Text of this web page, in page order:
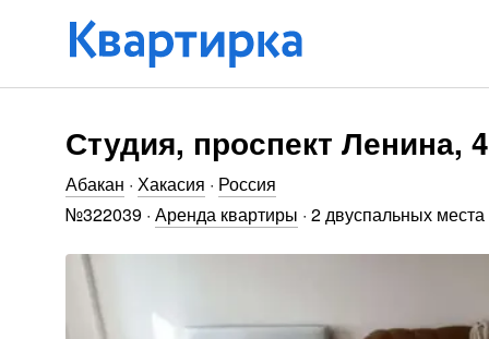
Студия, проспект Ленина,
Абакан · Хакасия · Россия
№322039 · Аренда квартиры · 2 двуспальных места